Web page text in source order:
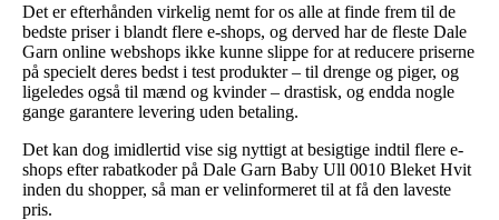
Det er efterhånden virkelig nemt for os alle at finde frem til de
bedste priser i blandt flere e-shops, og derved har de fleste Dale
Garn online webshops ikke kunne slippe for at reducere priserne
på specielt deres bedst i test produkter – til drenge og piger, og
ligeledes også til mænd og kvinder – drastisk, og endda nogle
gange garantere levering uden betaling.
Det kan dog imidlertid vise sig nyttigt at besigtige indtil flere e-
shops efter rabatkoder på Dale Garn Baby Ull 0010 Bleket Hvit
inden du shopper, så man er velinformeret til at få den laveste
pris.